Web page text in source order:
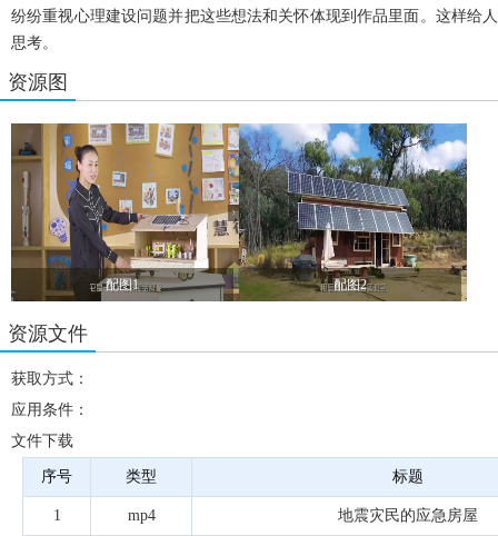
纷纷重视心理建设问题并把这些想法和关怀体现到作品里面。 这样给
思考。
资源图
配图1 配图2
资源文件
获取方式：
应用条件：
文件下载
序号 类型 标题
1 mp4 地震灾民的应急房屋